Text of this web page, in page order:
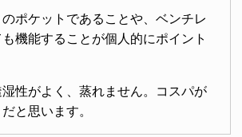
のポケットであることや、ベンチレ
機能することが個人的にポイント
湿性がよく、蒸れません。コスパが
と思います。